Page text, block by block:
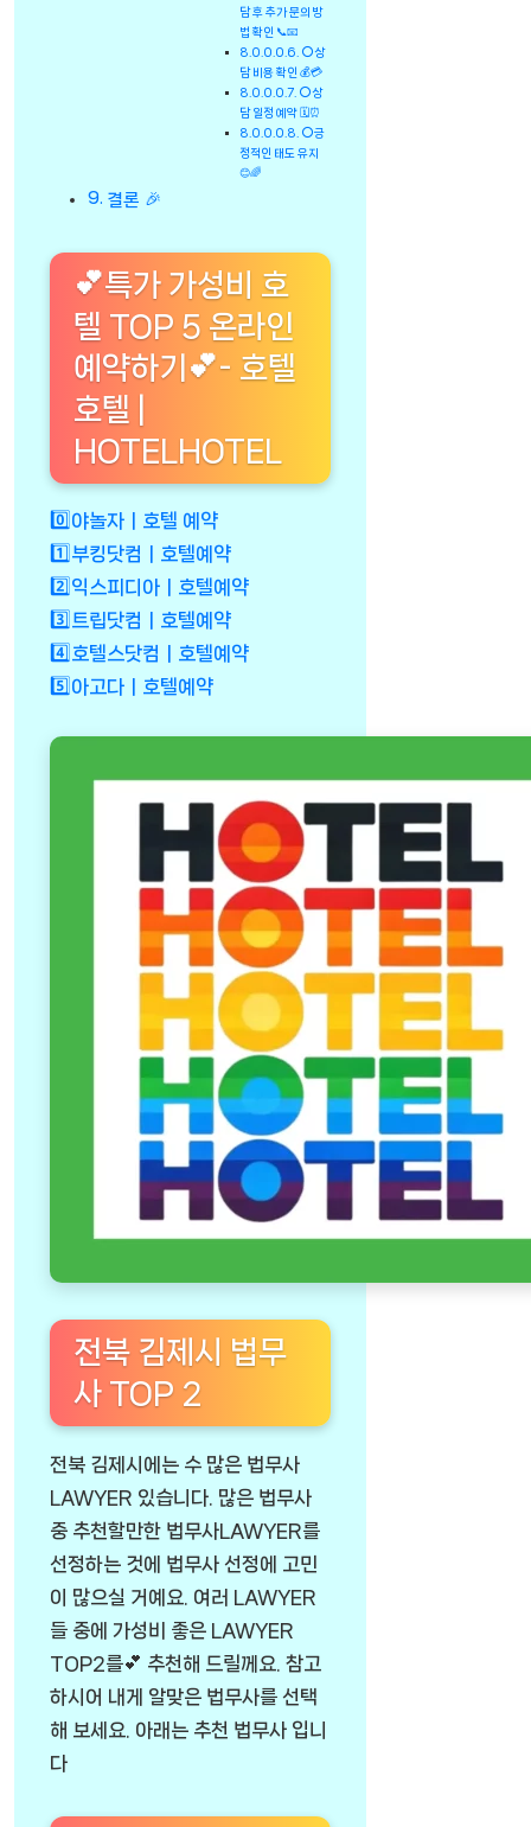
담 후 추가 문의 방
법 확인 📞📧
⭕상
담 비용 확인 💰💳
⭕상
담 일정 예약 🗓️⏰
⭕긍
정적인 태도 유지
😊🌈
결론 🎉
💕특가 가성비 호
텔 TOP 5 온라인
예약하기💕- 호텔
호텔 |
HOTELHOTEL
0️⃣야놀자ㅣ호텔 예약
1️⃣부킹닷컴ㅣ호텔예약
2️⃣익스피디아ㅣ호텔예약
3️⃣트립닷컴ㅣ호텔예약
4️⃣호텔스닷컴ㅣ호텔예약
5️⃣아고다ㅣ호텔예약
전북 김제시 법무
사 TOP 2
전북 김제시에는 수 많은 법무사
LAWYER 있습니다. 많은 법무사
중 추천할만한 법무사LAWYER를
선정하는 것에 법무사 선정에 고민
이 많으실 거예요. 여러 LAWYER
들 중에 가성비 좋은 LAWYER
TOP2를💕 추천해 드릴께요. 참고
하시어 내게 알맞은 법무사를 선택
해 보세요. 아래는 추천 법무사 입니
다